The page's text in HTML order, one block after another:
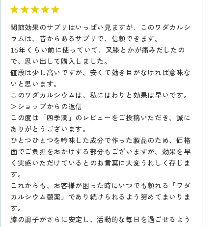
関節効果のサプリはいっぱい見ますが、このワダカルシ
ウムは、昔からあるサプリで、信頼できます。
15年くらい前に使っていて、又膝とかが痛みだしたの
で、思い出して購入しました。
値段は少し高いですが、安くて効き目がなければ意味な
いと思います。
このワダカルシウムは、私にはわりと効果は早いです。
＞ショップからの返信
この度は「四季潤」のレビューをご投稿いただき、誠に
ありがとうございます。
ひとつひとつを吟味した成分で作った製品のため、価格
面でご負担をおかけする部分もございますが、効果を早
く実感いただけているとのお言葉に大変うれしく存じま
す。
これからも、お客様が困った時にいつでも頼れる「ワダ
カルシウム製薬」であり続けられるよう努めてまいりま
す。
膝の調子がさらに安定し、活動的な毎日を過ごせるよう